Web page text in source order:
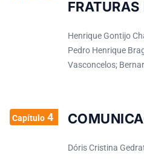
Henrique Gontijo
Pedro Henrique
Vasconcelos;
Capítulo4
Dóris Cristina